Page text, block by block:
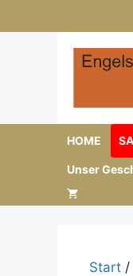
Inhalt
HOME
Unser
Start /